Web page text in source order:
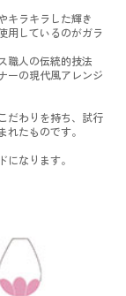
キラキラした輝き
用しているのがガラ
職人の伝統的技法
ーの現代風アレンジ
だわりを持ち、試行
たものです。
なります。